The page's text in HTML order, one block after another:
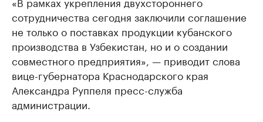
сотрудничества сегодня заключили соглашение
не только о поставках продукции кубанского
производства в Узбекистан, но и о создании
совместного предприятия», — приводит слова
вице-губернатора Краснодарского края
Александра Руппеля пресс-служба
администрации.